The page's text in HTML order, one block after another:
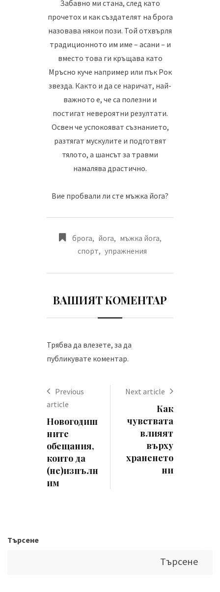
Забавно ми стана, след като
прочетох и как създателят на брога
назовава някои пози. Той отхвърля
традиционното им име – асани – и
вместо това ги кръщава като
Мръсно куче например или пък Рок
звезда. Както и да се наричат, най-
важното е, че са полезни и
постигат невероятни резултати.
Освен че успокояват съзнанието,
разтягат мускулите и подготвят
тялото, а шансът за травми
намалява драстично.
Вие пробвали ли сте мъжка йога?
брога, йога, мъжка йога,
спорт, упражнения
ВАШИЯТ КОМЕНТАР
Трябва да влезете, за да
публикувате коментар.
Previous
article
Новогодиш
ните
обещания,
които да
(не)изпълн
им
Next article
Как
чувствата
влияят
върху
храненето
ни
Търсене
Търсене